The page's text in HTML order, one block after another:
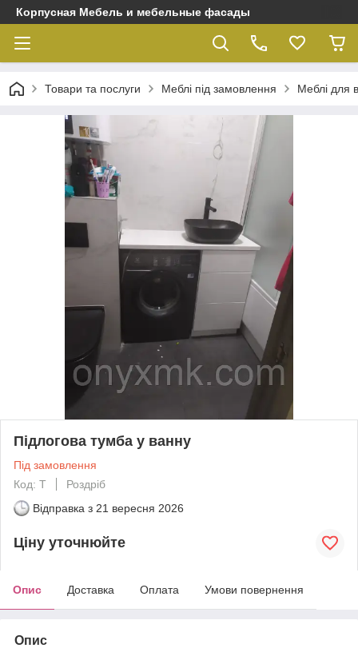
Корпусная Мебель и мебельные фасады
Товари та послуги Меблі під замовлення Меблі для
Підлогова тумба у ванну
Під замовлення
Код: Т
Роздріб
Відправка з 21 вересня 2026
Ціну уточнюйте
Опис Доставка Оплата Умови повернення
Опис